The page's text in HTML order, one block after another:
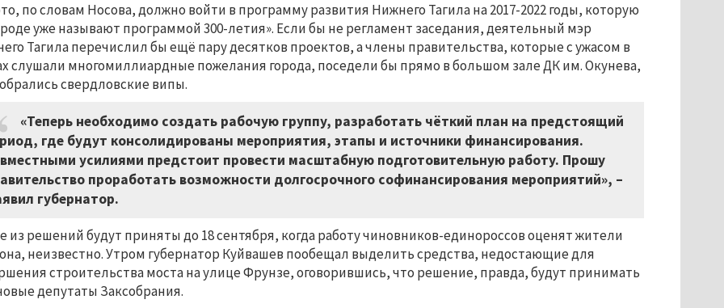
по словам Носова, должно войти в программу развития Нижнего Тагила на 2017-2022 годы, которую
уже называют программой 300-летия». Если бы не регламент заседания, деятельный мэр
Тагила перечислил бы ещё пару десятков проектов, а члены правительства, которые с ужасом в
слушали многомиллиардные пожелания города, поседели бы прямо в большом зале ДК им. Окунева,
свердловские випы.
«Теперь необходимо создать рабочую группу, разработать чёткий план на предстоящий
где будут консолидированы мероприятия, этапы и источники финансирования.
усилиями предстоит провести масштабную подготовительную работу. Прошу
проработать возможности долгосрочного софинансирования мероприятий», –
губернатор.
из решений будут приняты до 18 сентября, когда работу чиновников-единороссов оценят жители
неизвестно. Утром губернатор Куйвашев пообещал выделить средства, недостающие для
строительства моста на улице Фрунзе, оговорившись, что решение, правда, будут принимать
депутаты Заксобрания.